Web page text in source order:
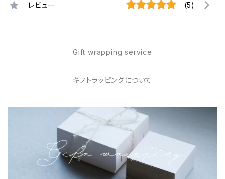
レビュー (5)
Gift wrapping service
ギフトラッピングについて